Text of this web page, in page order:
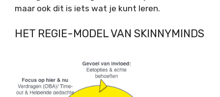
maar ook dit is iets wat je kunt leren.
HET REGIE-MODEL VAN SKINNYMINDS